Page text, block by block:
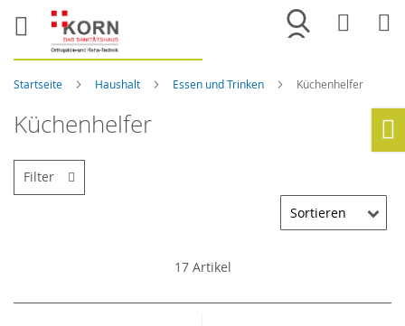
Merkliste
Startseite Haushalt Essen und Trinken Küchenhelfer
Küchenhelfer
17Artikel
Filter